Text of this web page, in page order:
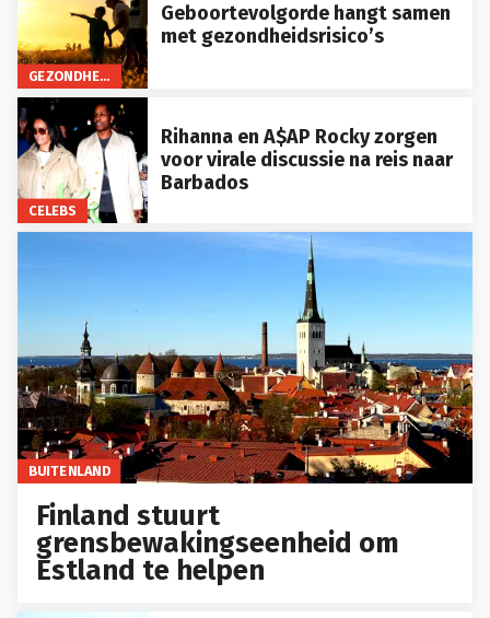
GEZONDHEID
Geboortevolgorde hangt samen
met gezondheidsrisico’s
CELEBS
Rihanna en A$AP Rocky zorgen
voor virale discussie na reis naar
Barbados
BUITENLAND
Finland stuurt
grensbewakingseenheid om
Estland te helpen